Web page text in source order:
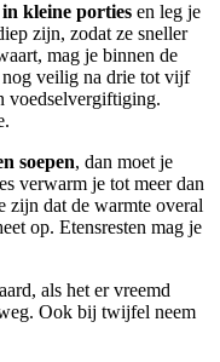
in kleine porties en leg je
zijn, zodat ze sneller
mag je binnen de
nog veilig na drie tot vijf
voedselvergiftiging.
soepen, dan moet je
verwarm je tot meer dan
zijn dat de warmte overal
op. Etensresten mag je
als het er vreemd
Ook bij twijfel neem